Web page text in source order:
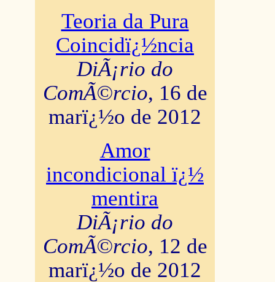
Teoria da Pura
Coincidï¿½ncia
DiÃ¡rio do
ComÃ©rcio, 16 de
marï¿½o de 2012
Amor
incondicional ï¿½
mentira
DiÃ¡rio do
ComÃ©rcio, 12 de
marï¿½o de 2012